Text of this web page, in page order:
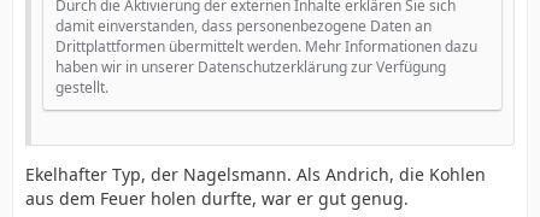
Durch die Aktivierung der externen Inhalte erklären Sie sich
damit einverstanden, dass personenbezogene Daten an
Drittplattformen übermittelt werden. Mehr Informationen dazu
haben wir in unserer Datenschutzerklärung zur Verfügung
gestellt.
Ekelhafter Typ, der Nagelsmann. Als Andrich, die Kohlen
aus dem Feuer holen durfte, war er gut genug.